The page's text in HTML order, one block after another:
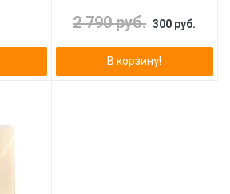
2 790 руб. 300 руб.
В корзину!